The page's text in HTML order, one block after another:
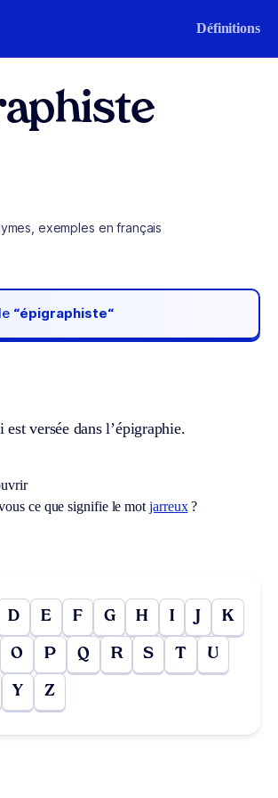
Définitions
exemples en français
“épigraphiste“
est versée dans l’épigraphie.
ce que signifie le mot jarreux?
D E F G H I J K
O P Q R S T U
Y Z